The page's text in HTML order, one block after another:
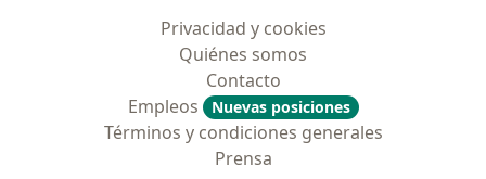
Privacidad y cookies
Quiénes somos
Contacto
Empleos
Nuevas posiciones
Términos y condiciones generales
Prensa